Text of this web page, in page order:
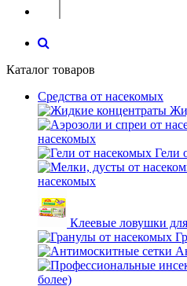
Каталог товаров
Средства от насекомых
насекомых
Гели
насекомых
Клеевые ловушки